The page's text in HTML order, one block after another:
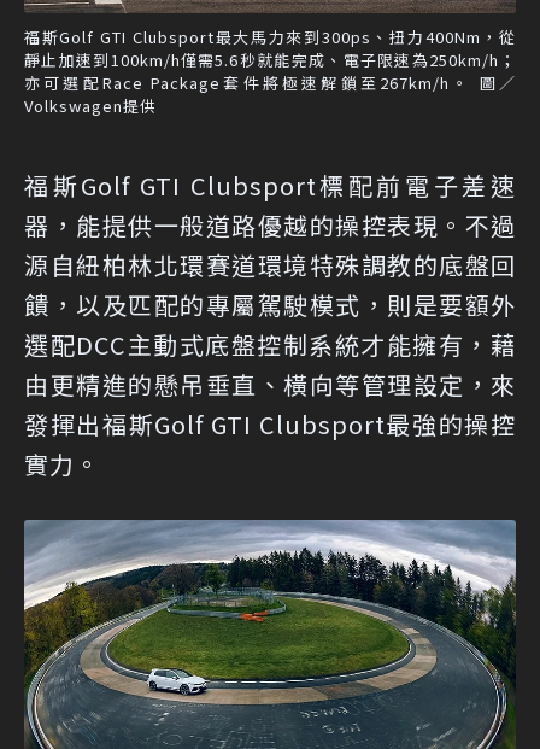
福斯Golf GTI Clubsport最大馬力來到300ps、扭力400Nm，從
靜止加速到100km/h僅需5.6秒就能完成、電子限速為250km/h；
亦可選配Race Package套件將極速解鎖至267km/h。 圖／
Volkswagen提供
福斯Golf GTI Clubsport標配前電子差速
器，能提供一般道路優越的操控表現。不過
源自紐柏林北環賽道環境特殊調教的底盤回
饋，以及匹配的專屬駕駛模式，則是要額外
選配DCC主動式底盤控制系統才能擁有，藉
由更精進的懸吊垂直、橫向等管理設定，來
發揮出福斯Golf GTI Clubsport最強的操控
實力。